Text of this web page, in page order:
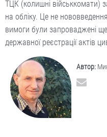
ТЦК (колишні військкомати)
на обліку. Це не
вимоги були запроваджені
державної реєстрації актів
Автор: